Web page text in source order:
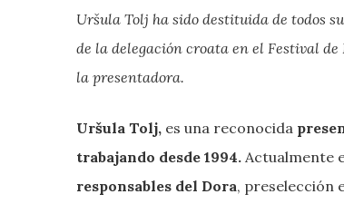
Uršula Tolj ha sido destituida de todos
de la delegación croata en el Festival
la presentadora.
Uršula Tolj, es una reconocida
trabajando desde 1994. Actualmente
responsables del Dora, preselección